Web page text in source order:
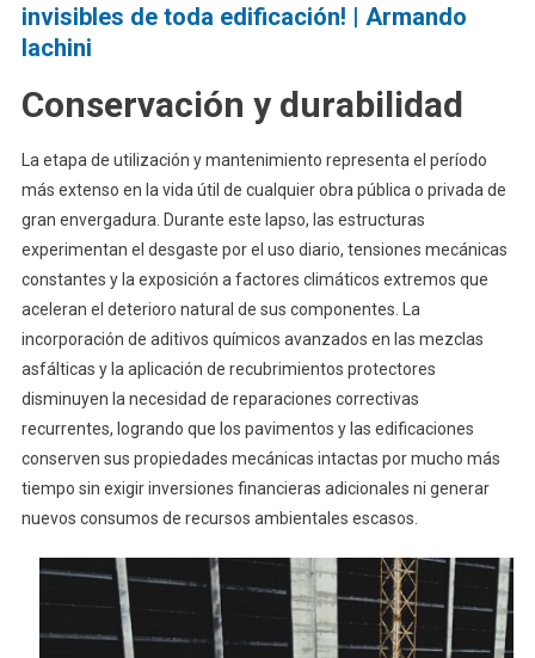
invisibles de toda edificación! | Armando
Iachini
Conservación y durabilidad
La etapa de utilización y mantenimiento representa el período
más extenso en la vida útil de cualquier obra pública o privada de
gran envergadura. Durante este lapso, las estructuras
experimentan el desgaste por el uso diario, tensiones mecánicas
constantes y la exposición a factores climáticos extremos que
aceleran el deterioro natural de sus componentes. La
incorporación de aditivos químicos avanzados en las mezclas
asfálticas y la aplicación de recubrimientos protectores
disminuyen la necesidad de reparaciones correctivas
recurrentes, logrando que los pavimentos y las edificaciones
conserven sus propiedades mecánicas intactas por mucho más
tiempo sin exigir inversiones financieras adicionales ni generar
nuevos consumos de recursos ambientales escasos.